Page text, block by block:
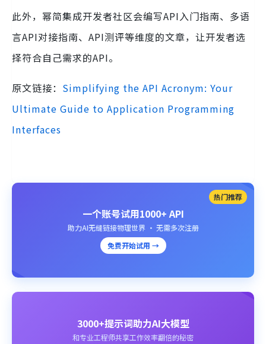
此外，幂简集成开发者社区会编写API入门指南、多语
言API对接指南、API测评等维度的文章，让开发者选
择符合自己需求的API。
原文链接： Simplifying the API Acronym: Your
Ultimate Guide to Application Programming
Interfaces
热门推荐
一个账号试用1000+ API
助力AI无缝链接物理世界 · 无需多次注册
免费开始试用 →
3000+提示词助力AI大模型
和专业工程师共享工作效率翻倍的秘密